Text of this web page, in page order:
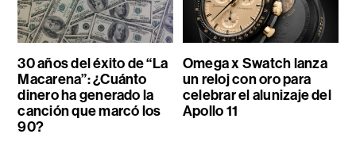
30 años del éxito de “La
Macarena”: ¿Cuánto
dinero ha generado la
canción que marcó los
90?
Omega x Swatch lanza
un reloj con oro para
celebrar el alunizaje del
Apollo 11